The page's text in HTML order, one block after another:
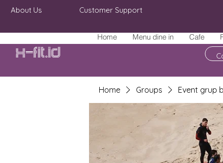
Home Menu dine in Cafe
About Us
Customer Support
X-fit.id
Home Groups Event grup